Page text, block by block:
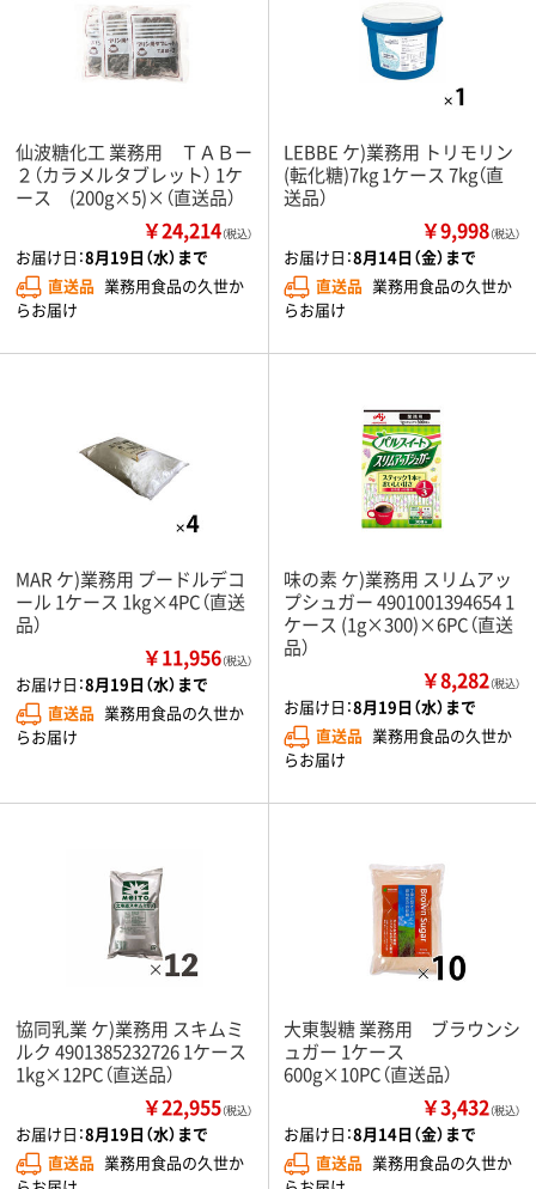
仙波糖化工 業務用 ＴＡＢー
２（カラメルタブレット） 1ケ
ース (200g×5)×（直送品）
￥24,214（税込）
お届け日：8月19日（水）まで
直送品 業務用食品の久世か
らお届け
LEBBE ケ)業務用 トリモリン
(転化糖)7kg 1ケース 7kg（直
送品）
￥9,998（税込）
お届け日：8月14日（金）まで
直送品 業務用食品の久世か
らお届け
MAR ケ)業務用 プードルデコ
ール 1ケース 1kg×4PC（直送
品）
￥11,956（税込）
お届け日：8月19日（水）まで
直送品 業務用食品の久世か
らお届け
味の素 ケ)業務用 スリムアッ
プシュガー 4901001394654 1
ケース (1g×300)×6PC（直送
品）
￥8,282（税込）
お届け日：8月19日（水）まで
直送品 業務用食品の久世か
らお届け
協同乳業 ケ)業務用 スキムミ
ルク 4901385232726 1ケース
1kg×12PC（直送品）
￥22,955（税込）
お届け日：8月19日（水）まで
直送品 業務用食品の久世か
大東製糖 業務用 ブラウンシ
ュガー 1ケース
600g×10PC（直送品）
￥3,432（税込）
お届け日：8月14日（金）まで
直送品 業務用食品の久世か